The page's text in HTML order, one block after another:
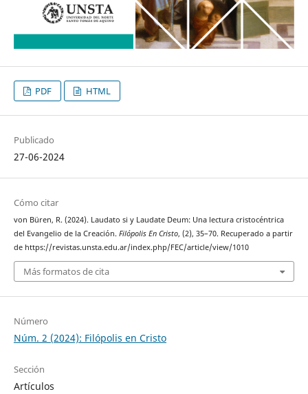
PDF HTML
Publicado
27-06-2024
Cómo citar
von Büren, R. (2024). Laudato si y Laudate Deum: Una lectura cristocéntrica
del Evangelio de la Creación. Filópolis En Cristo, (2), 35–70. Recuperado a partir
de https://revistas.unsta.edu.ar/index.php/FEC/article/view/1010
Más formatos de cita
Número
Núm. 2 (2024): Filópolis en Cristo
Sección
Artículos